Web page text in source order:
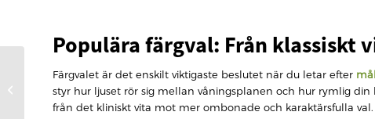
Populära färgval: Från
Färgvalet är det enskilt viktigaste beslutet när du letar efter
styr hur ljuset rör sig mellan våningsplanen och hur rymlig
från det kliniskt vita mot mer ombonade och karaktärsfulla val.
komplett guide till
trappans alla delar